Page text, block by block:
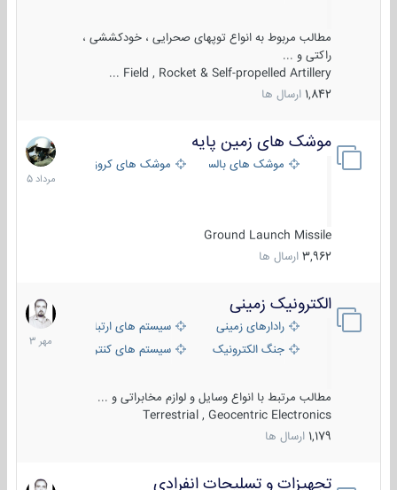
مطالب مربوط به انواع توپهای صحرایی ، خودکششی ،
راکتی و ...
Field , Rocket & Self-propelled Artillery ...
1,842 ارسال ها
موشک های زمین پایه
موشک های بالستیک موشک های کروز
Ground Launch Missile
3,962 ارسال ها
2
مرداد
الکترونیک زمینی
رادارهای زمینی
سیستم های ارتباطی و جمع آوری
جنگ الکترونیک
سیستم های کنترل آتش و تجهیزات
مطالب مرتبط با انواع وسایل و لوازم مخابراتی و ...
Terrestrial , Geocentric Electronics
1,179 ارسال ها
1
مهر
تجهیزات و تسلیحات انفرادی
17